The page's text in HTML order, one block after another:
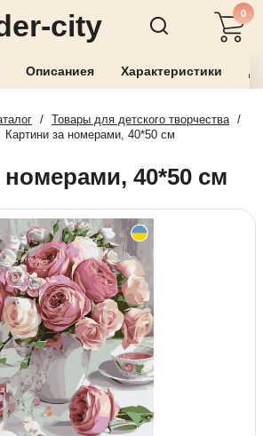
city 0
Описаниея Характеристики
/ Товары для детского творчества /
Картини за номерами, 40*50 см
номерами, 40*50 см